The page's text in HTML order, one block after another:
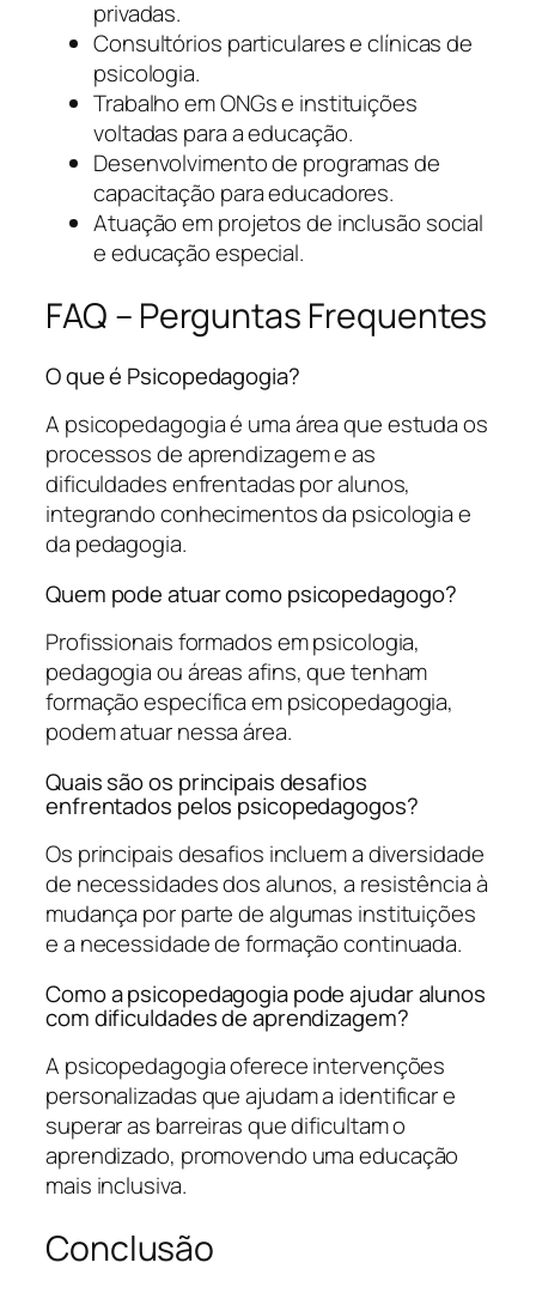
privadas.
Consultórios particulares e clínicas de
psicologia.
Trabalho em ONGs e instituições
voltadas para a educação.
Desenvolvimento de programas de
capacitação para educadores.
Atuação em projetos de inclusão social
e educação especial.
FAQ – Perguntas Frequentes
O que é Psicopedagogia?
A psicopedagogia é uma área que estuda os
processos de aprendizagem e as
dificuldades enfrentadas por alunos,
integrando conhecimentos da psicologia e
da pedagogia.
Quem pode atuar como psicopedagogo?
Profissionais formados em psicologia,
pedagogia ou áreas afins, que tenham
formação específica em psicopedagogia,
podem atuar nessa área.
Quais são os principais desafios
enfrentados pelos psicopedagogos?
Os principais desafios incluem a diversidade
de necessidades dos alunos, a resistência à
mudança por parte de algumas instituições
e a necessidade de formação continuada.
Como a psicopedagogia pode ajudar alunos
com dificuldades de aprendizagem?
A psicopedagogia oferece intervenções
personalizadas que ajudam a identificar e
superar as barreiras que dificultam o
aprendizado, promovendo uma educação
mais inclusiva.
Conclusão